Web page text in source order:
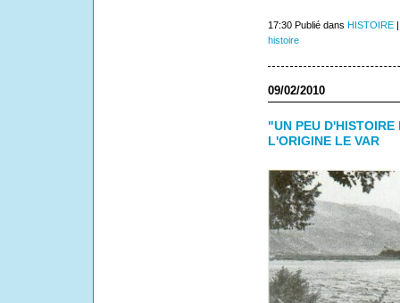
17:30 Publié dans HISTOIRE
histoire
09/02/2010
"UN PEU
L'ORIGINE LE VAR